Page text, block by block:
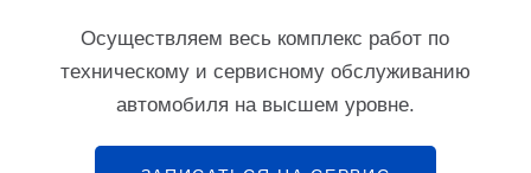
Осуществляем весь комплекс работ по
техническому и сервисному обслуживанию
автомобиля на высшем уровне.